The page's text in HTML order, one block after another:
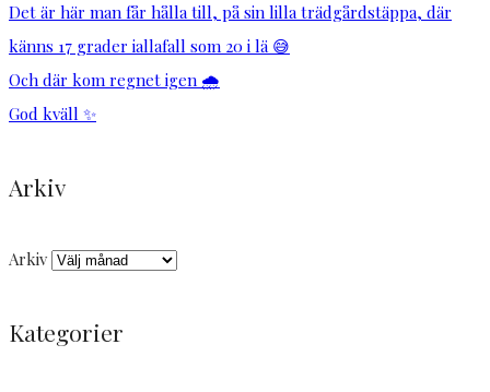
Det är här man får hålla till, på sin lilla trädgårdstäppa, där
känns 17 grader iallafall som 20 i lä 😅
Och där kom regnet igen 🌧️
God kväll ✨
Arkiv
Arkiv
Kategorier